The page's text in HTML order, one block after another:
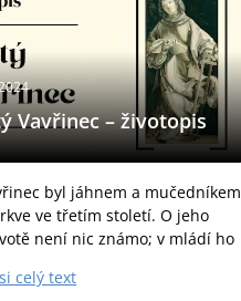
Vavřinec – životopis
byl jáhnem a mučedníkem
ve třetím století. O jeho
není nic známo; v mládí ho
pověřil rozdělováním
celý text